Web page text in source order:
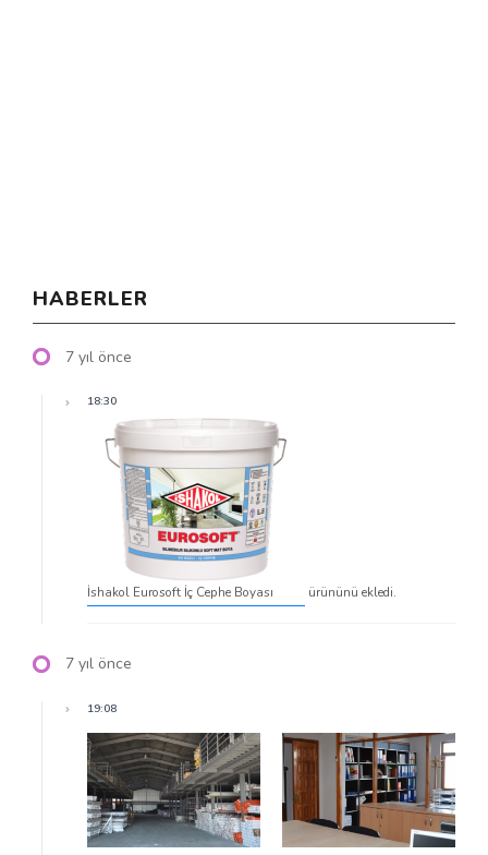
HABERLER
7 yıl önce
18:30
İshakol Eurosoft İç Cephe Boyası ürününü ekledi.
7 yıl önce
19:08